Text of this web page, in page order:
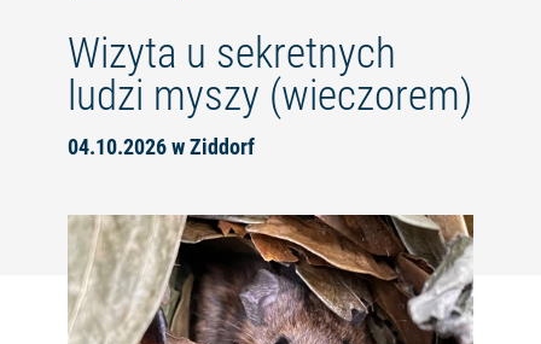
Wizyta u sekretnych
ludzi myszy (wieczorem)
04.10.2026 w Ziddorf